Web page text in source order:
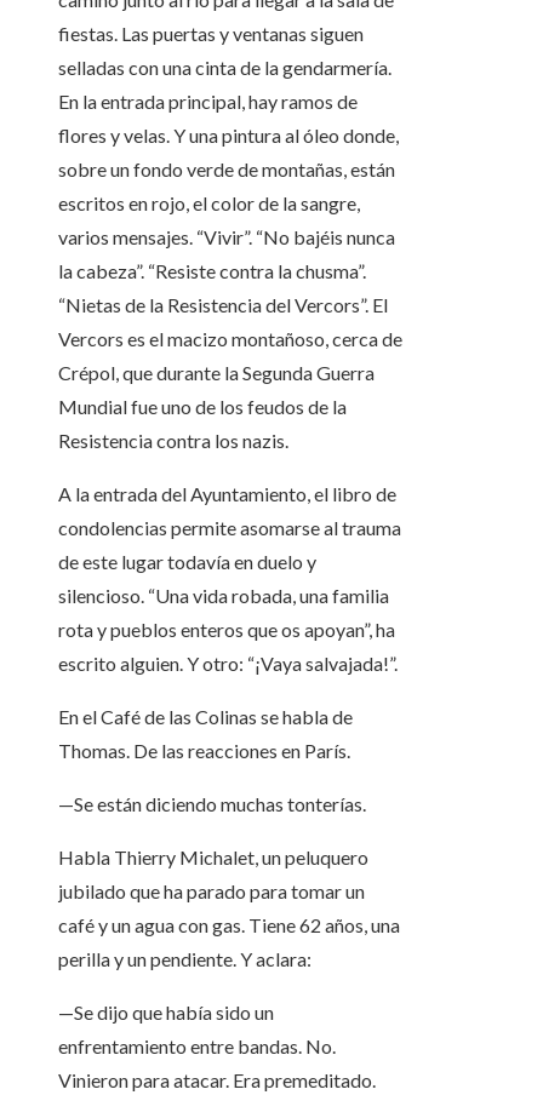
fiestas. Las puertas y ventanas siguen
selladas con una cinta de la gendarmería.
En la entrada principal, hay ramos de
flores y velas. Y una pintura al óleo donde,
sobre un fondo verde de montañas, están
escritos en rojo, el color de la sangre,
varios mensajes. “Vivir”. “No bajéis nunca
la cabeza”. “Resiste contra la chusma”.
“Nietas de la Resistencia del Vercors”. El
Vercors es el macizo montañoso, cerca de
Crépol, que durante la Segunda Guerra
Mundial fue uno de los feudos de la
Resistencia contra los nazis.
A la entrada del Ayuntamiento, el libro de
condolencias permite asomarse al trauma
de este lugar todavía en duelo y
silencioso. “Una vida robada, una familia
rota y pueblos enteros que os apoyan”, ha
escrito alguien. Y otro: “¡Vaya salvajada!”.
En el Café de las Colinas se habla de
Thomas. De las reacciones en París.
—Se están diciendo muchas tonterías.
Habla Thierry Michalet, un peluquero
jubilado que ha parado para tomar un
café y un agua con gas. Tiene 62 años, una
perilla y un pendiente. Y aclara:
—Se dijo que había sido un
enfrentamiento entre bandas. No.
Vinieron para atacar. Era premeditado.